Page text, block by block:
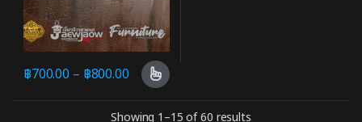
฿700.00 – ฿800.00
Showing 1–15 of 60 results